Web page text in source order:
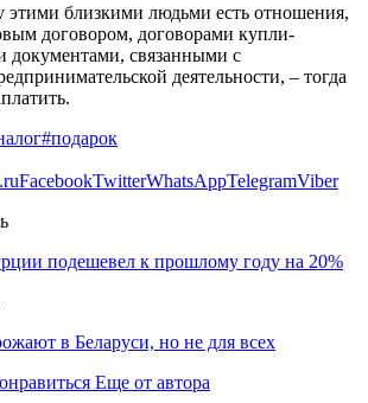
этими близкими людьми есть отношения,
договором, договорами купли-
документами, связанными с
деятельности, – тогда
#подарок
FacebookTwitterWhatsAppTelegramViber
подешевел к прошлому году на 20%
в Беларуси, но не для всех
Еще от автора